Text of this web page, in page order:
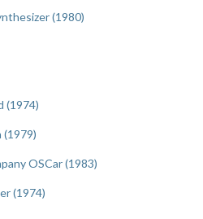
(1980)
(1974)
(1979)
OSCar (1983)
(1974)